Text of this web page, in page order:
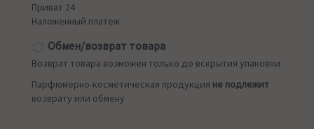
Приват 24
Наложенный платеж
Обмен/возврат товара
Возврат товара возможен только до вскрытия упаковки
Парфюмерно-косметическая продукция не подлежит
возврату или обмену